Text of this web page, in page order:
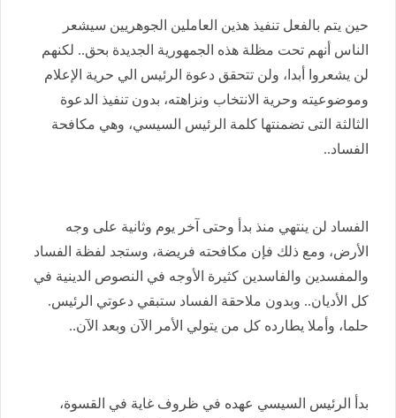
حين يتم بالفعل تنفيذ هذين العاملين الجوهريين سيشعر
الناس أنهم تحت مظلة هذه الجمهورية الجديدة بحق.. لكنهم
لن يشعروا أبدا، ولن تتحقق دعوة الرئيس الي حرية الإعلام
وموضوعيته وحرية الانتخاب ونزاهته، بدون تنفيذ الدعوة
الثالثة التى تضمنتها كلمة الرئيس السيسي، وهي مكافحة
الفساد..
الفساد لن ينتهي منذ بدأ وحتى آخر يوم وثانية على وجه
الأرض، ومع ذلك فإن مكافحته فريضة، وستجد لفظة الفساد
والمفسدين والفاسدين كثيرة الأوجه في النصوص الدينية في
كل الأديان.. وبدون ملاحقة الفساد ستبقي دعوتي الرئيس.
حلما، وأملا يطارده كل من يتولي الأمر الآن وبعد الآن..
بدأ الرئيس السيسي عهده في ظروف غاية في القسوة،